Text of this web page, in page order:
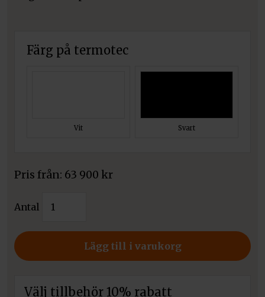
Färg på termotec
Vit Svart
Pris från: 63 900 kr
Antal
spisinsats
Lägg till i varukorg
Välj tillbehör 10% rabatt